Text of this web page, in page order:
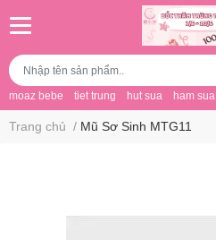
moaz bebe tiet trung hut sua ham sua
Trang chủ / Mũ Sơ Sinh MTG11